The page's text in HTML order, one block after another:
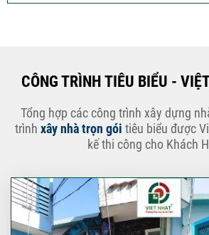
CÔNG TRÌNH TIÊU BIỂU -
Tổng hợp các công trình xây dựng
trình xây nhà trọn gói tiêu biểu được
kế thi công cho Khách